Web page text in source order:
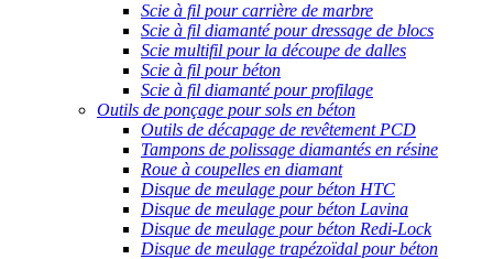
Scie à fil pour carrière de marbre
Scie à fil diamanté pour dressage de blocs
Scie multifil pour la découpe de dalles
Scie à fil pour béton
Scie à fil diamanté pour profilage
Outils de ponçage pour sols en béton
Outils de décapage de revêtement PCD
Tampons de polissage diamantés en résine
Roue à coupelles en diamant
Disque de meulage pour béton HTC
Disque de meulage pour béton Lavina
Disque de meulage pour béton Redi-Lock
Disque de meulage trapézoïdal pour béton